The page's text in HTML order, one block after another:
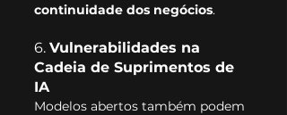
continuidade dos negócios.
6. Vulnerabilidades na
Cadeia de Suprimentos de
IA
Modelos abertos também podem